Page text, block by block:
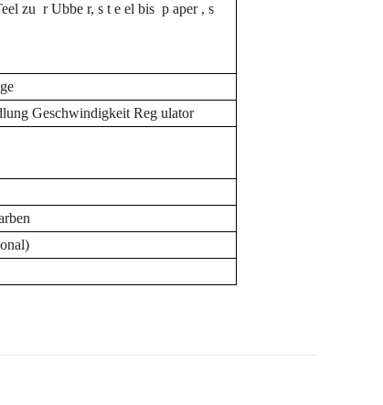
zu rUbbe r, s t e el bis p aper , s
Geschwindigkeit Reg ulator